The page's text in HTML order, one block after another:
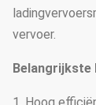
vervoer.
Belangrijkste